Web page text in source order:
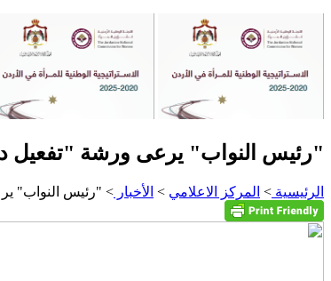
"رئيس النواب" يرعى ورشة "تفعيل دور
الرئيسية > المركز الاعلامي > الأخبار > "رئيس النواب"